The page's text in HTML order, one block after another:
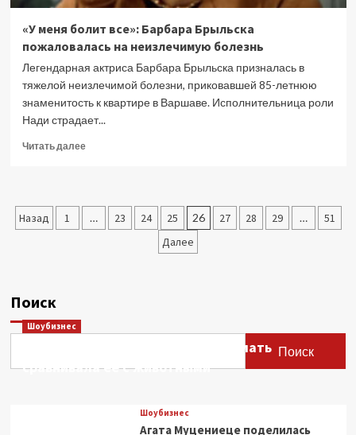
«У меня болит все»: Барбара Брыльска
пожаловалась на неизлечимую болезнь
Легендарная актриса Барбара Брыльска призналась в
тяжелой неизлечимой болезни, приковавшей 85-летнюю
знаменитость к квартире в Варшаве. Исполнительница роли
Нади страдает...
Читать далееПрочитать
меня
болит
Пагинация
Назад 1 … 23 24 25 26 27 28 29 …
51
Далее
Поиск
Поиск
Шоубизнес
Этери Тутберидзе заявила, что мать
сравнивала ее с животными
Шоубизнес
Агата Муцениеце поделилась